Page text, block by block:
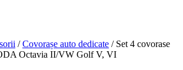
/Covorașe auto dedicate / Set 4 covorase
Octavia II/VW Golf V, VI